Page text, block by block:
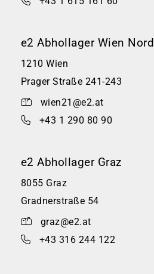
e2 Abhollager Wien Nord
1210 Wien
Prager Straße 241-243
wien21@e2.at
+43 1 290 80 90
e2 Abhollager Graz
8055 Graz
Gradnerstraße 54
graz@e2.at
+43 316 244 122